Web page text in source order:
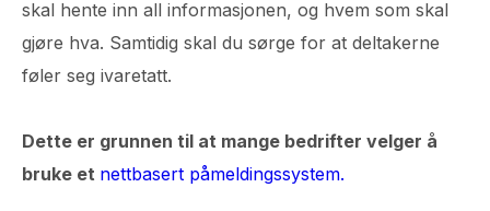
skal hente inn all informasjonen, og hvem som skal
gjøre hva. Samtidig skal du sørge for at deltakerne
føler seg ivaretatt.
Dette er grunnen til at mange bedrifter velger å
bruke et nettbasert påmeldingssystem.